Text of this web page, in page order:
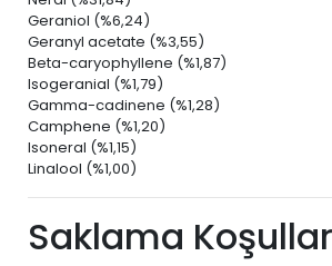
Geraniol (%6,24)
Geranyl acetate (%3,55)
Beta-caryophyllene (%1,87)
Isogeranial (%1,79)
Gamma-cadinene (%1,28)
Camphene (%1,20)
Isoneral (%1,15)
Linalool (%1,00)
Saklama